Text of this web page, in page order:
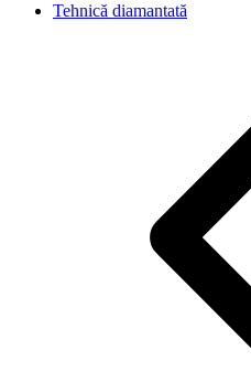
Tehnică diamantată